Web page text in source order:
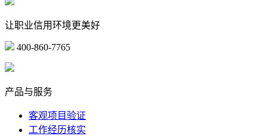
让职业信用环境更美好
400-860-7765
产品与服务
客观项目验证
工作经历核实